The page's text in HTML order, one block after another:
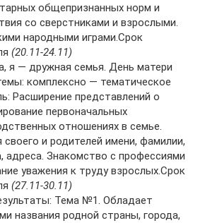
общепризнанных норм и
со сверстниками и взрослыми.
народными играми.Срок
(20.11-24.11)
я — дружная семья. День матери
комплексно — тематическое
Расширение представлений о
первоначальных
отношениях в семье.
своего и родителей имени, фамилии,
адреса. Знакомство с профессиями
уважения к труду взрослых.Срок
(27.11-30.11)
Тема №1. Обладает
названия родной страны, города,